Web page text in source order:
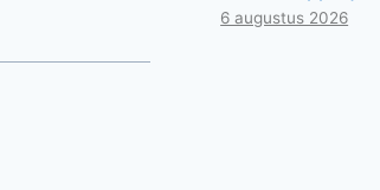
6 augustus 2026